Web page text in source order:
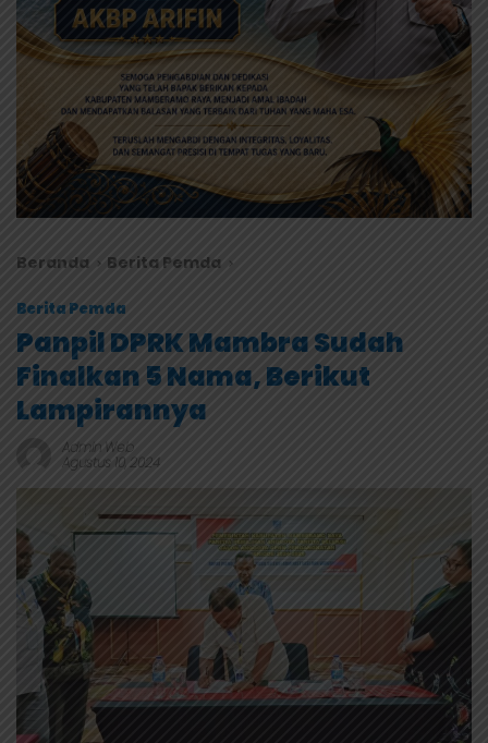
Beranda Berita Pemda
Berita Pemda
Panpil DPRK Mambra Sudah
Finalkan 5 Nama, Berikut
Lampirannya
Admin Web
Agustus 10, 2024